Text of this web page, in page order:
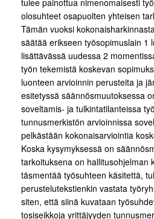
tulee painottua nimenomaisesti
olosuhteet osapuolten yhteisen
Tämän vuoksi
säätää erikseen työsopimuslain 1
lisättävässä uudessa 2
työn tekemistä koskevan
luonteen arvioinnin perusteita ja
esitetyssä säännösmuutoksessa
soveltamis- ja tulkintatilanteissa
tunnusmerkistön arvioinnissa
pelkästään kokonaisarviointia
Koska kysymyksessä on
tarkoituksena on hallitusohjelman
täsmentää työsuhteen käsitettä,
perustelutekstienkin vastata
siten, että siinä kuvataan
tosiseikkoja yrittäjyyden